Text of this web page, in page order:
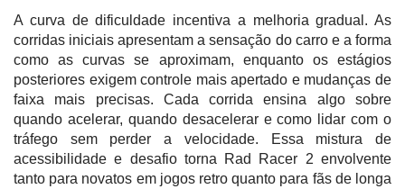
A curva de dificuldade incentiva a melhoria gradual. As
corridas iniciais apresentam a sensação do carro e a forma
como as curvas se aproximam, enquanto os estágios
posteriores exigem controle mais apertado e mudanças de
faixa mais precisas. Cada corrida ensina algo sobre
quando acelerar, quando desacelerar e como lidar com o
tráfego sem perder a velocidade. Essa mistura de
acessibilidade e desafio torna Rad Racer 2 envolvente
tanto para novatos em jogos retro quanto para fãs de longa